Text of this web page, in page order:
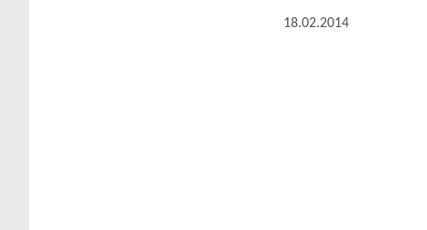
18.02.2014